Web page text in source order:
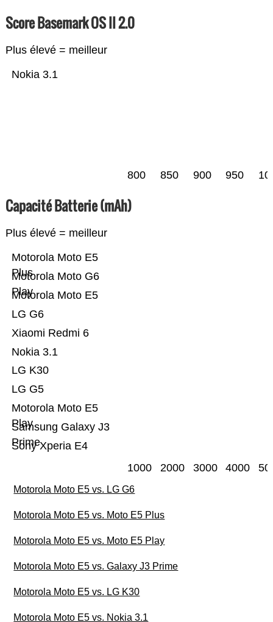
Score Basemark OS II 2.0
Plus élevé = meilleur
Nokia 3.1
800 850 900 950
Capacité Batterie (mAh)
Plus élevé = meilleur
Sony Xperia E4
Samsung Galaxy J3
Prime
Motorola Moto E5
Play
LG G5
LG K30
Nokia 3.1
Xiaomi Redmi 6
LG G6
Motorola Moto E5
Motorola Moto G6
Play
Motorola Moto E5
Plus
1000 2000 3000 4000
Motorola Moto E5 vs. LG G6
Motorola Moto E5 vs. Moto E5 Plus
Motorola Moto E5 vs. Moto E5 Play
Motorola Moto E5 vs. Galaxy J3 Prime
Motorola Moto E5 vs. LG K30
Motorola Moto E5 vs. Nokia 3.1